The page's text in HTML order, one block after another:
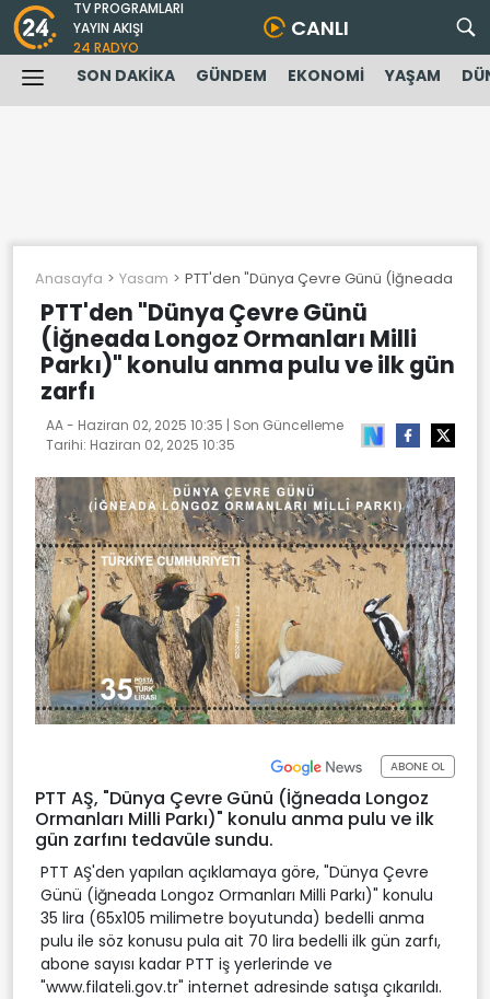
TV PROGRAMLARI
YAYIN AKIŞI
24 RADYO
CANLI
SON DAKİKA GÜNDEM EKONOMİ YAŞAM
Anasayfa Yasam PTT'den "Dünya Çevre Günü (İğneada
PTT'den "Dünya Çevre Günü
(İğneada Longoz Ormanları Milli
Parkı)" konulu anma pulu ve ilk gün
zarfı
AA - Haziran 02, 2025 10:35 | Son Güncelleme
Tarihi: Haziran 02, 2025 10:35
ABONE OL
PTT AŞ, "Dünya Çevre Günü (İğneada Longoz
Ormanları Milli Parkı)" konulu anma pulu ve ilk
gün zarfını tedavüle sundu.
PTT AŞ'den yapılan açıklamaya göre, "Dünya Çevre
Günü (İğneada Longoz Ormanları Milli Parkı)" konulu
35 lira (65x105 milimetre boyutunda) bedelli anma
pulu ile söz konusu pula ait 70 lira bedelli ilk gün zarfı,
abone sayısı kadar PTT iş yerlerinde ve
"www.filateli.gov.tr" internet adresinde satışa çıkarıldı.